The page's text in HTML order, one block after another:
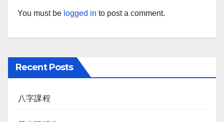
You must be logged in to post a comment.
Recent Posts
八字課程